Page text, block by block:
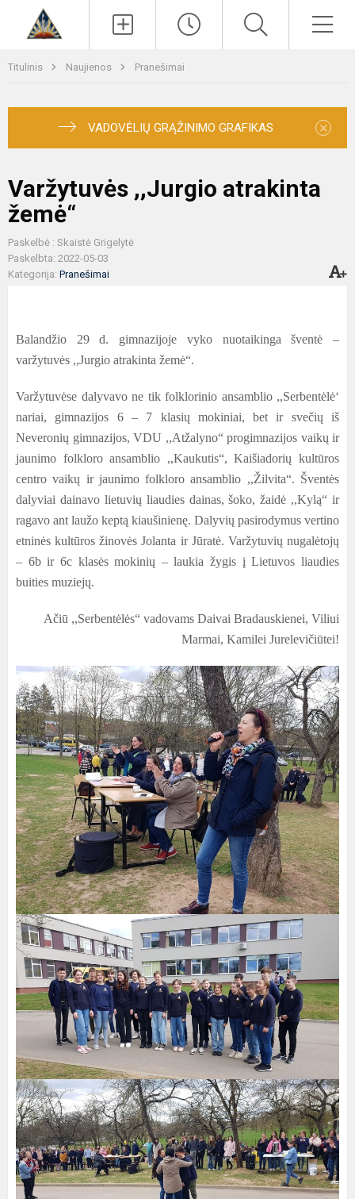
Titulinis Naujienos Pranešimai
VADOVĖLIŲ GRĄŽINIMO GRAFIKAS ×
Varžytuvės ,,Jurgio atrakinta
žemė“
Paskelbė : Skaistė Grigelytė
Paskelbta: 2022-05-03
Kategorija: Pranešimai
Balandžio 29 d. gimnazijoje vyko nuotaikinga šventė –
varžytuvės ,,Jurgio atrakinta žemė“.
Varžytuvėse dalyvavo ne tik folklorinio ansamblio ,,Serbentėlė‘
nariai, gimnazijos 6 – 7 klasių mokiniai, bet ir svečių iš
Neveronių gimnazijos, VDU ,,Atžalyno“ progimnazijos vaikų ir
jaunimo folkloro ansamblio ,,Kaukutis“, Kaišiadorių kultūros
centro vaikų ir jaunimo folkloro ansamblio ,,Žilvita“. Šventės
dalyviai dainavo lietuvių liaudies dainas, šoko, žaidė ,,Kylą“ ir
ragavo ant laužo keptą kiaušinienę. Dalyvių pasirodymus vertino
etninės kultūros žinovės Jolanta ir Jūratė. Varžytuvių nugalėtojų
– 6b ir 6c klasės mokinių – laukia žygis į Lietuvos liaudies
buities muziejų.
Ačiū ,,Serbentėlės“ vadovams Daivai Bradauskienei, Viliui
Marmai, Kamilei Jurelevičiūtei!